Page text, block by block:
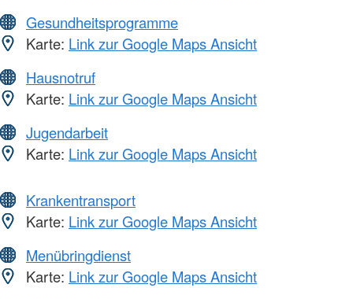
Gesundheitsprogramme
Karte: Link zur Google Maps Ansicht
Hausnotruf
Karte: Link zur Google Maps Ansicht
Jugendarbeit
Karte: Link zur Google Maps Ansicht
Krankentransport
Karte: Link zur Google Maps Ansicht
Menübringdienst
Karte: Link zur Google Maps Ansicht